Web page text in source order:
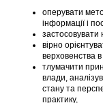
оперувати
інформації і
вірно
верховенства в
тлумачити
влади,
стану та
практику,